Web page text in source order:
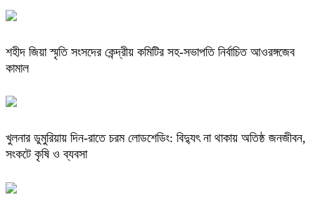
শহীদ জিয়া স্মৃতি সংসদের কেন্দ্রীয় কমিটির সহ-সভাপতি নির্বাচিত আওরঙ্গজেব
কামাল
খুলনার ডুমুরিয়ায় দিন-রাতে চরম লোডশেডিং: বিদ্যুৎ না থাকায় অতিষ্ঠ জনজীবন,
সংকটে কৃষি ও ব্যবসা